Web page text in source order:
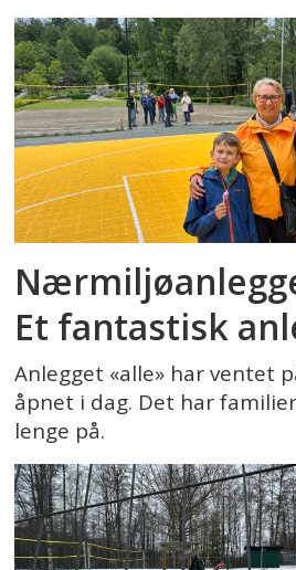
Et fantastisk
Anlegget «alle» har ventet
åpnet i dag. Det har
lenge på.